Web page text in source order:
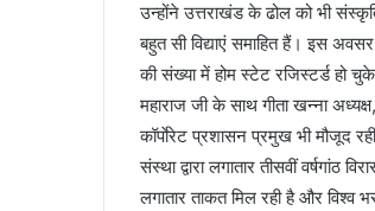
उन्होंने उत्तराखंड के ढोल को भी
बहुत सी विद्याएं समाहित हैं। इस
की संख्या में होम स्टेट रजिस्टर्ड हो
महाराज जी के साथ गीता खन्ना
कॉर्पाेरेट प्रशासन प्रमुख भी मौजूद
संस्था द्वारा लगातार तीसवीं
लगातार ताकत मिल रही है और